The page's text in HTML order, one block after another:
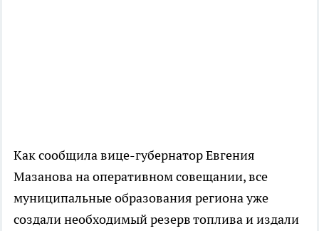
Как сообщила вице-губернатор Евгения
Мазанова на оперативном совещании, все
муниципальные образования региона уже
создали необходимый резерв топлива и издали